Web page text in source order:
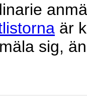
är
sig,